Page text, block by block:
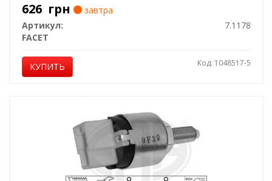
626 грн
завтра
Артикул:
7.1178
FACET
КУПИТЬ Код: 1048517-5